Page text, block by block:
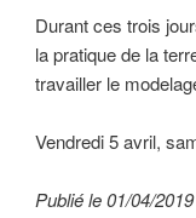
Durant ces trois
la pratique de la
travailler le
Vendredi 5 avril,
Publié le 01/04/